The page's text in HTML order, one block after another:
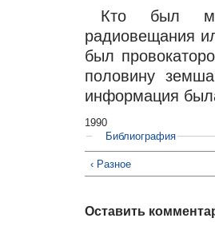
Кто был
радиовещания
был
половину
информация
1990
Библиография
‹ Разное
Оставить